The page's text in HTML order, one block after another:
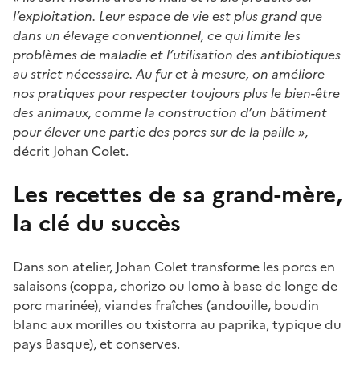
l’exploitation. Leur espace de vie est plus grand que
dans un élevage conventionnel, ce qui limite les
problèmes de maladie et l’utilisation des antibiotiques
au strict nécessaire. Au fur et à mesure, on améliore
nos pratiques pour respecter toujours plus le bien-être
des animaux, comme la construction d’un bâtiment
pour élever une partie des porcs sur de la paille »,
décrit Johan Colet.
Les recettes de sa grand-mère,
la clé du succès
Dans son atelier, Johan Colet transforme les porcs en
salaisons (coppa, chorizo ou lomo à base de longe de
porc marinée), viandes fraîches (andouille, boudin
blanc aux morilles ou txistorra au paprika, typique du
pays Basque), et conserves.